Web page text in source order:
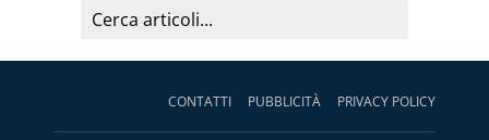
CONTATTI PUBBLICITÀ PRIVACY POLICY